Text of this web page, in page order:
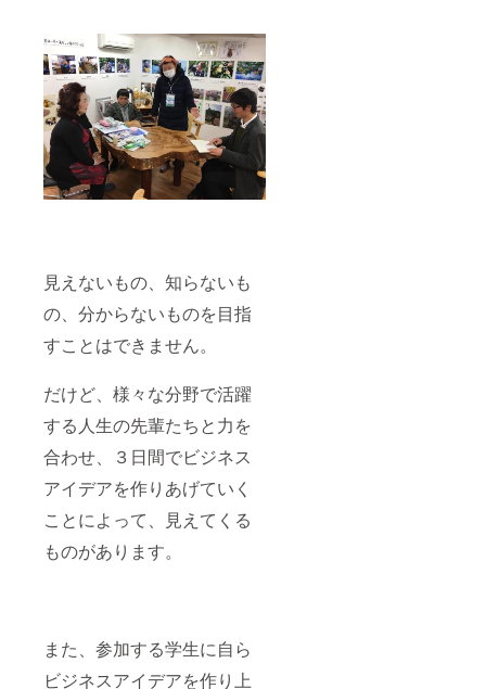
見えないもの、知らないも
の、分からないものを目指
すことはできません。
だけど、様々な分野で活躍
する人生の先輩たちと力を
合わせ、３日間でビジネス
アイデアを作りあげていく
ことによって、見えてくる
ものがあります。
また、参加する学生に自ら
ビジネスアイデアを作り上